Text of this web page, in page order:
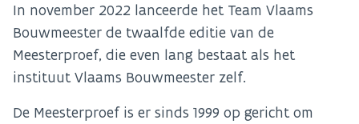
In november 2022 lanceerde het Team Vlaams
Bouwmeester de twaalfde editie van de
Meesterproef, die even lang bestaat als het
instituut Vlaams Bouwmeester zelf.
De Meesterproef is er sinds 1999 op gericht om